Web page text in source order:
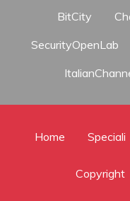
BitCity
SecurityOpenLab
Home Speciali
Copyright